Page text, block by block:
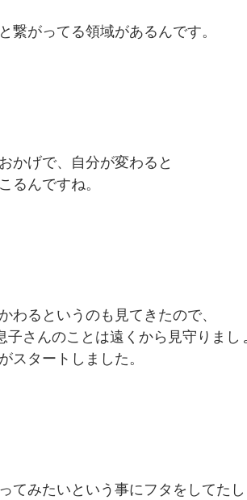
繋がってる領域があるんです。
かげで、自分が変わると
るんですね。
わるというのも見てきたので、
子さんのことは遠くから見守りまし
スタートしました。
てみたいという事にフタをしてたし